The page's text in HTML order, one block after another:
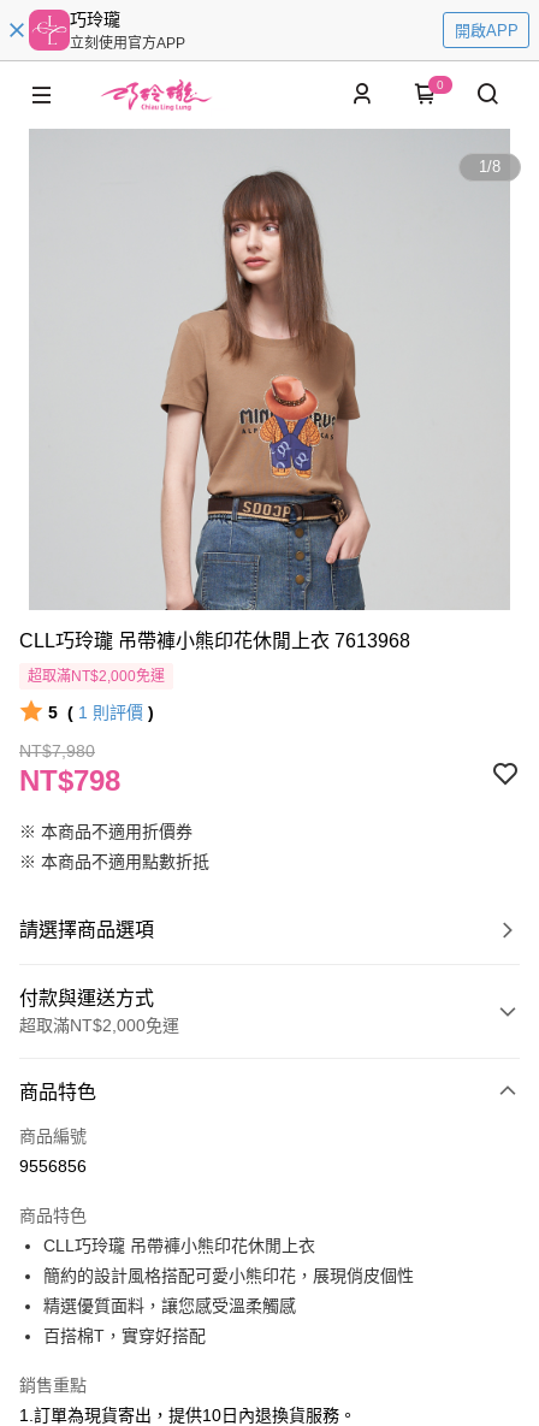
巧玲瓏
立刻使用官方APP
開啟APP
0
1/8
CLL巧玲瓏 吊帶褲小熊印花休閒上衣 7613968
超取滿NT$2,000免運
5 ( 1 則評價 )
NT$7,980
NT$798
※ 本商品不適用折價券
※ 本商品不適用點數折抵
請選擇商品選項
付款與運送方式
超取滿NT$2,000免運
信用卡一次付款
信用卡分期付款
合作金庫商業銀行
華南商業銀行
彰化商業銀行
上海商業儲蓄銀行
台北富邦商業銀行
國泰世華商業銀行
兆豐國際商業銀行
臺灣中小企業銀行
聯邦商業銀行
元大商業銀行
永豐商業銀行
超商取貨付款
LINE Pay
Apple Pay
悠遊付
商品特色
商品編號
9556856
商品特色
CLL巧玲瓏 吊帶褲小熊印花休閒上衣
簡約的設計風格搭配可愛小熊印花，展現俏皮個性
精選優質面料，讓您感受溫柔觸感
百搭棉T，實穿好搭配
銷售重點
1.訂單為現貨寄出，提供10日內退換貨服務。